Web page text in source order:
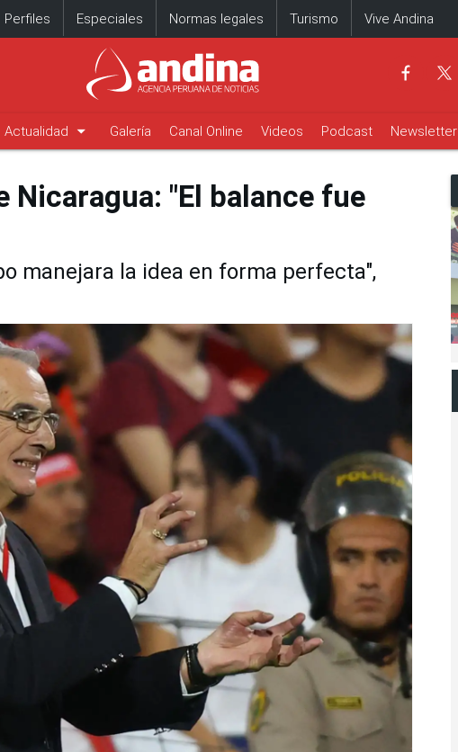
Perfiles Especiales Normas legales Turismo Vive Andina
Actualidad arrow_drop_down Galería Canal Online Videos Podcast Newsletter
"El balance fue
manejara la idea en forma perfecta",